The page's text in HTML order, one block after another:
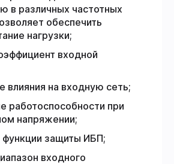
в различных частотных
обеспечить
нагрузки;
входной
влияния на входную сеть;
работоспособности при
напряжении;
защиты ИБП;
входного